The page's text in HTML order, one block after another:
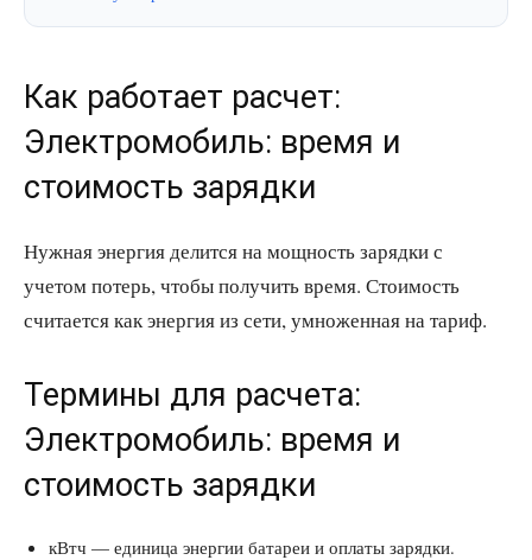
Как работает расчет:
Электромобиль: время и
стоимость зарядки
Нужная энергия делится на мощность зарядки с
учетом потерь, чтобы получить время. Стоимость
считается как энергия из сети, умноженная на тариф.
Термины для расчета:
Электромобиль: время и
стоимость зарядки
кВтч — единица энергии батареи и оплаты зарядки.